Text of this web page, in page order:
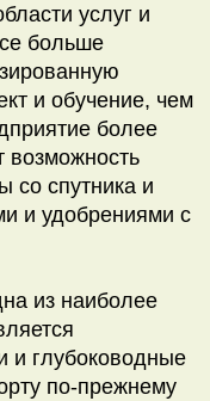
услуг и
больше
и обучение, чем
более
со спутника и
и удобрениями с
из наиболее
и глубоководные
по-прежнему